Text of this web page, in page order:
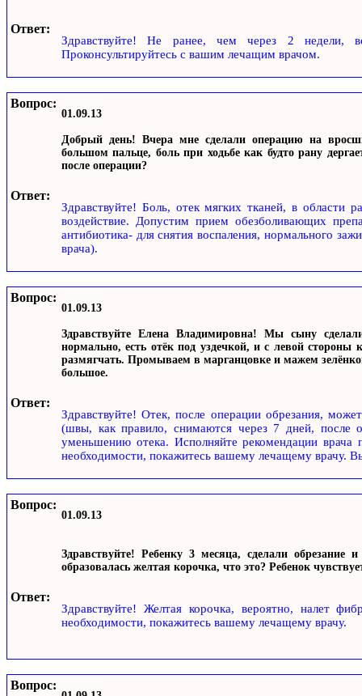
Ответ:
Здравствуйте! Не ранее, чем через 2 недели,
Проконсультируйтесь с вашим лечащим врачом.
Вопрос:
01.09.13
Добрый день! Вчера мне сделали операцию на
большом пальце, боль при ходьбе как будто рану
после операции?
Ответ:
Здравствуйте! Боль, отек мягких тканей, в области
воздействие. Допустим прием обезболивающих
антибиотика- для снятия воспаления, нормального
врача).
Вопрос:
01.09.13
Здравствуйте Елена Владимировна! Мы сыну
нормально, есть отёк под уздечкой, и с левой
размягчать. Промываем в марганцовке и мажем
большое.
Ответ:
Здравствуйте! Отек, после операции обрезания,
(швы, как правило, снимаются через 7 дней, после
уменьшению отека. Исполняйте рекомендации
необходимости, покажитесь вашему лечащему врачу.
Вопрос:
01.09.13
Здравствуйте! Ребенку 3 месяца, сделали
образовалась желтая корочка, что это? Ребенок
Ответ:
Здравствуйте! Желтая корочка, вероятно, налет
необходимости, покажитесь вашему лечащему врачу.
Вопрос: